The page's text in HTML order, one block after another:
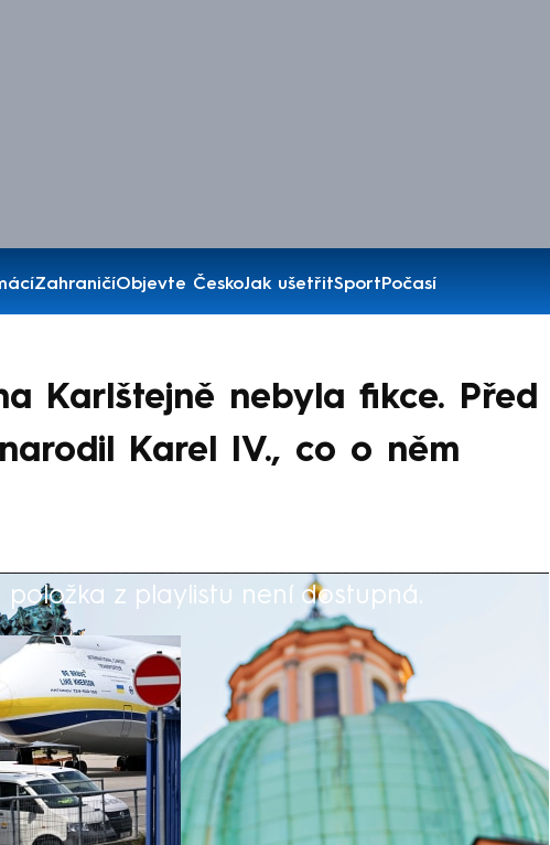
ZahraničíObjevte ČeskoJak ušetřitSportPočasí
Karlštejně nebyla fikce. Před
Karel IV., co o něm
položka z playlistu není dostupná.